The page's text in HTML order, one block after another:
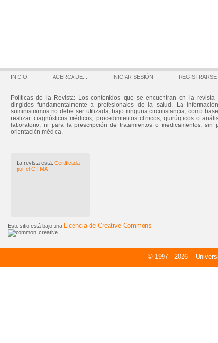
INICIO ACERCA DE... INICIAR SESIÓN REGISTRARSE
Políticas de la Revista: Los contenidos que se encuentran en la revista
dirigidos fundamentalmente a profesionales de la salud. La
suministramos no debe ser utilizada, bajo ninguna circunstancia, como
realizar diagnósticos médicos, procedimientos clínicos, quirúrgicos o
laboratorio, ni para la prescripción de tratamientos o medicamentos, sin
orientación médica.
La revista está: Certificada
por el CITMA
Este sitio está bajo una Licencia de Creative Commons
© 1997 - 2026